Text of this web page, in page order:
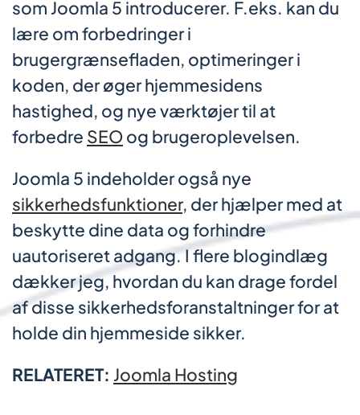
som Joomla 5 introducerer. F.eks. kan du
lære om forbedringer i
brugergrænsefladen, optimeringer i
koden, der øger hjemmesidens
hastighed, og nye værktøjer til at
forbedre SEOog brugeroplevelsen.
Joomla 5 indeholder også nye
sikkerhedsfunktioner, der hjælper med at
beskytte dine data og forhindre
uautoriseret adgang. I flere blogindlæg
dækker jeg, hvordan du kan drage fordel
af disse sikkerhedsforanstaltninger for at
holde din hjemmeside sikker.
RELATERET: Joomla Hosting